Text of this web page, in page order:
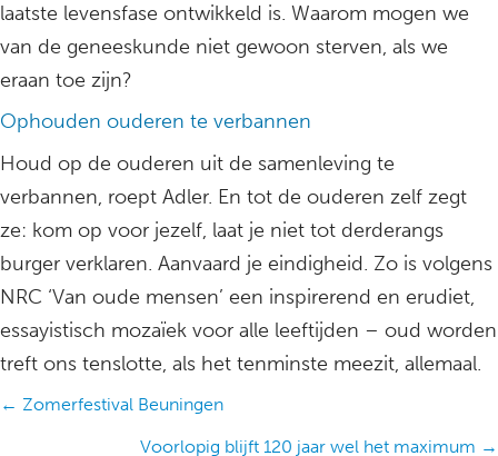
laatste levensfase ontwikkeld is. Waarom mogen we
van de geneeskunde niet gewoon sterven, als we
eraan toe zijn?
Ophouden ouderen te verbannen
Houd op de ouderen uit de samenleving te
verbannen, roept Adler. En tot de ouderen zelf zegt
ze: kom op voor jezelf, laat je niet tot derderangs
burger verklaren. Aanvaard je eindigheid. Zo is volgens
NRC ‘Van oude mensen’ een inspirerend en erudiet,
essayistisch mozaïek voor alle leeftijden – oud worden
treft ons tenslotte, als het tenminste meezit, allemaal.
Posts
← Zomerfestival Beuningen
Voorlopig blijft 120 jaar wel het maximum →